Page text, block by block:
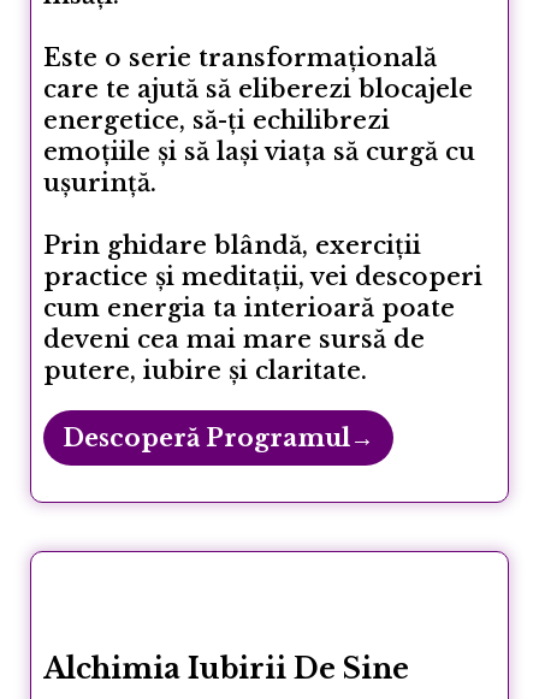
Este o serie transformațională
care te ajută să eliberezi blocajele
energetice, să-ți echilibrezi
emoțiile și să lași viața să curgă cu
ușurință.
Prin ghidare blândă, exerciții
practice și meditații, vei descoperi
cum energia ta interioară poate
deveni cea mai mare sursă de
putere, iubire și claritate.
Descoperă Programul→
Alchimia Iubirii De Sine